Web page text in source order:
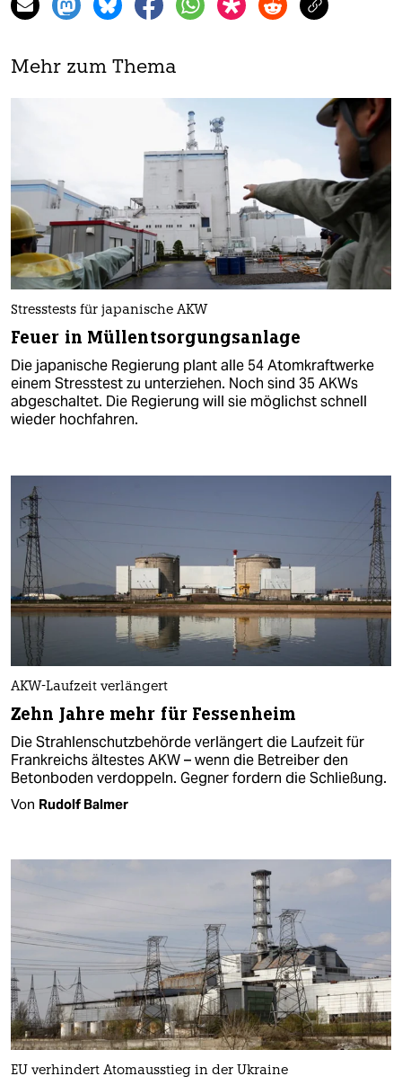
Mehr zum Thema
Stresstests für japanische AKW
Feuer in Müllentsorgungsanlage
Die japanische Regierung plant alle 54 Atomkraftwerke
einem Stresstest zu unterziehen. Noch sind 35 AKWs
abgeschaltet. Die Regierung will sie möglichst schnell
wieder hochfahren.
AKW-Laufzeit verlängert
Zehn Jahre mehr für Fessenheim
Die Strahlenschutzbehörde verlängert die Laufzeit für
Frankreichs ältestes AKW – wenn die Betreiber den
Betonboden verdoppeln. Gegner fordern die Schließung.
Von Rudolf Balmer
EU verhindert Atomausstieg in der Ukraine